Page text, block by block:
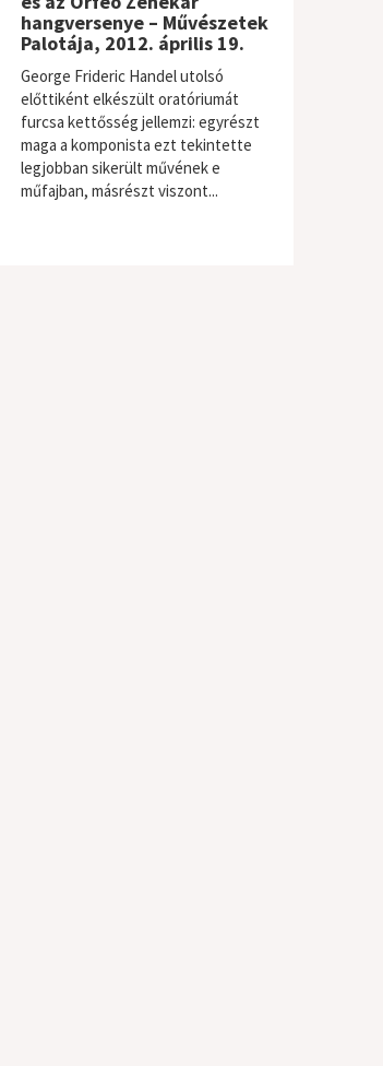
hangversenye – Művészetek
Palotája, 2012. április 19.
George Frideric Handel utolsó
előttiként elkészült oratóriumát
furcsa kettősség jellemzi: egyrészt
maga a komponista ezt tekintette
legjobban sikerült művének e
műfajban, másrészt viszont...